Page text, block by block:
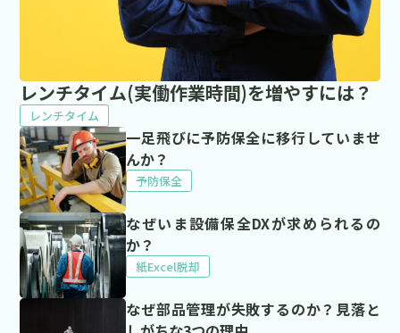
レンチタイム(実働作業時間)を増やすには？
レンチタイム
一足飛びに予防保全に移行していませ
んか？
予防保全
なぜいま設備保全DXが求められるの
か？
紙Excel脱却
なぜ部品管理が失敗するのか？見落と